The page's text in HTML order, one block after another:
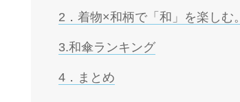
2．着物×和柄で「和」を楽しむ。
3.和傘ランキング
4．まとめ